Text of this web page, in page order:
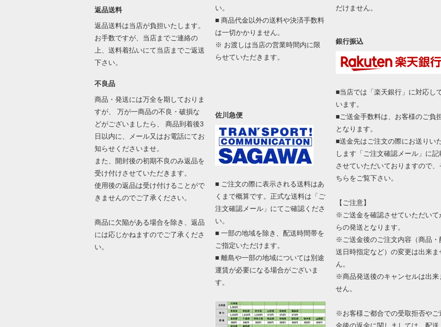
返品送料
返品送料は当店が負担いたします。
お手数ですが、当店までご連絡の
上、送料着払いにて当店までご返送
下さい。
不良品
商品・発送には万全を期しておりま
すが、 万が一商品の不良・破損な
どがございましたら、 商品到着後3
日以内に、メール又はお電話にてお
知らせくださいませ。
また、開封後の初期不良のみ返品を
受け付けさせていただきます。
使用後の返品は受け付けることがで
きませんのでご了承ください。
商品に欠陥がある場合を除き、返品
には応じかねますのでご了承くださ
い。
い。
■ 商品代金以外の送料や決済手数料
は一切かかりません。
※ お渡しは当店の営業時間内に限
らせていただきます。
佐川急便
■ ご注文の際に表示される送料はあ
くまで概算です。正式な送料は「ご
注文確認メール」にてご確認くださ
い。
■ 一部の地域を除き、配送時間帯を
ご指定いただけます。
■ 離島や一部の地域については別途
運賃が必要になる場合がございま
す。
だけません。
銀行振込
■当店では「楽天銀行」に対応し
います。
■ご送金手数料は、お客様のご負
となります。
■送金先はご注文の際にお送りい
します「ご注文確認メール」に記
させていただいておりますので、
ちらをご覧下さい。
【ご注意】
※ご送金を確認させていただいて
らの発送となります。
※ご送金後のご注文内容（商品・
送日時指定など）の変更は出来ま
ん。
※商品発送後のキャンセルは出来
せん。
※お客様ご都合での受取拒否やご
金後の返金に関しましては、配送